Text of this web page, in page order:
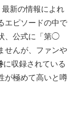
最新の情報によれ
エピソードの中で
、公式に「第◯
せんが、ファンや
に収録されている
が極めて高いと噂